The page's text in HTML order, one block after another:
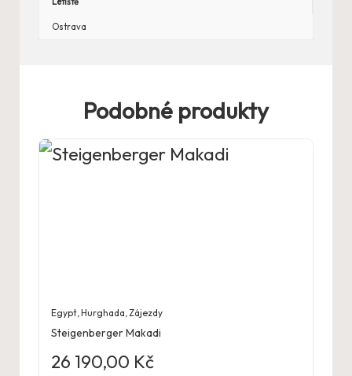
Ostrava
Podobné produkty
Egypt ,Hurghada Zájezdy
Steigenberger Makadi
26 190,00 Kč